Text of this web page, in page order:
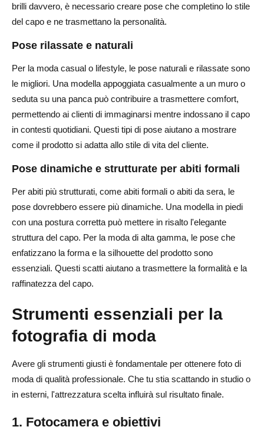
brilli davvero, è necessario creare pose che completino lo stile
del capo e ne trasmettano la personalità.
Pose rilassate e naturali
Per la moda casual o lifestyle, le pose naturali e rilassate sono
le migliori. Una modella appoggiata casualmente a un muro o
seduta su una panca può contribuire a trasmettere comfort,
permettendo ai clienti di immaginarsi mentre indossano il capo
in contesti quotidiani. Questi tipi di pose aiutano a mostrare
come il prodotto si adatta allo stile di vita del cliente.
Pose dinamiche e strutturate per abiti formali
Per abiti più strutturati, come abiti formali o abiti da sera, le
pose dovrebbero essere più dinamiche. Una modella in piedi
con una postura corretta può mettere in risalto l'elegante
struttura del capo. Per la moda di alta gamma, le pose che
enfatizzano la forma e la silhouette del prodotto sono
essenziali. Questi scatti aiutano a trasmettere la formalità e la
raffinatezza del capo.
Strumenti essenziali per la
fotografia di moda
Avere gli strumenti giusti è fondamentale per ottenere foto di
moda di qualità professionale. Che tu stia scattando in studio o
in esterni, l'attrezzatura scelta influirà sul risultato finale.
1. Fotocamera e obiettivi